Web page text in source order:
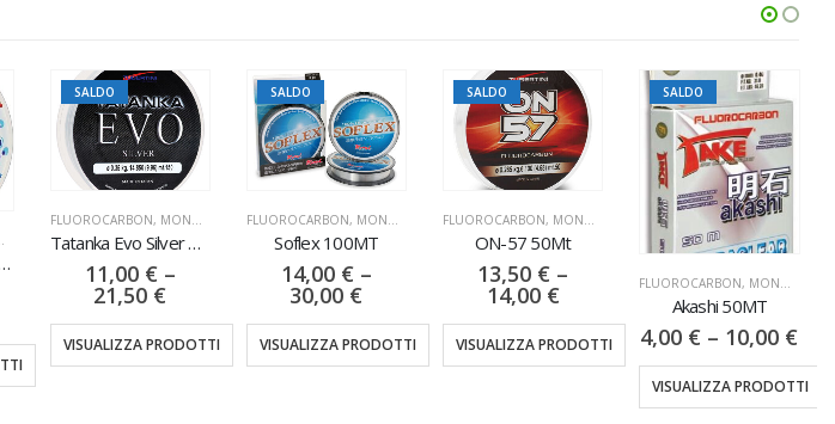
SALDO
FLUOROCARBON,MONOFILI & TRECCIATI
Tatanka Evo Silver 150MT
11,00€–
21,50€
VISUALIZZA PRODOTTI
SALDO
FLUOROCARBON,MONOFILI & TRECCIATI
Soflex 100MT
14,00€–
30,00€
VISUALIZZA PRODOTTI
SALDO
FLUOROCARBON,MONOFILI & TRECCIATI
ON-57 50Mt
13,50€–
14,00€
VISUALIZZA PRODOTTI
SALDO
FLUOROCARBON,MONOFILI & TRECCIATI
Akashi 50MT
4,00€–10,00€
VISUALIZZA PRODOTTI